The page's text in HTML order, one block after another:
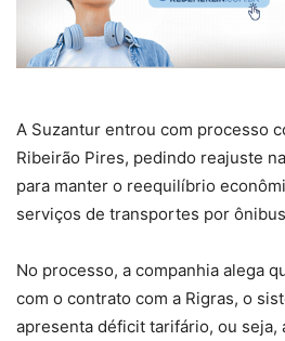
A Suzantur entrou com processo
Ribeirão Pires, pedindo reajuste
para manter o reequilíbrio
serviços de transportes por
No processo, a companhia alega
com o contrato com a Rigras, o
apresenta déficit tarifário, ou seja,